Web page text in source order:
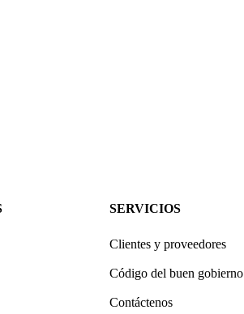
SERVICIOS
Clientes y proveedores
Código del buen gobierno
Contáctenos